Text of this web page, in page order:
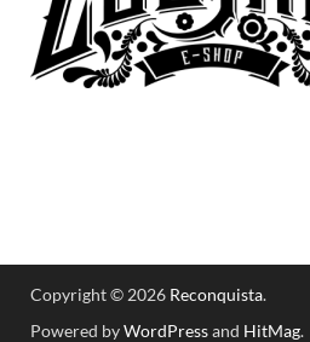
Copyright © 2026 Reconquista.
Powered byWordPressand HitMag.